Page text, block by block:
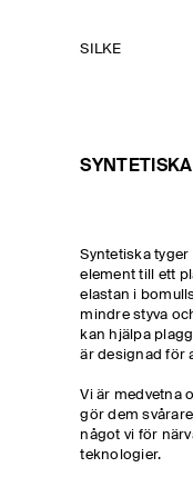
SILKE
Syntetiska
element till ett
elastan i
mindre styva
kan hjälpa
är designad för
Vi är medvetna
gör dem
något vi för
teknologier.